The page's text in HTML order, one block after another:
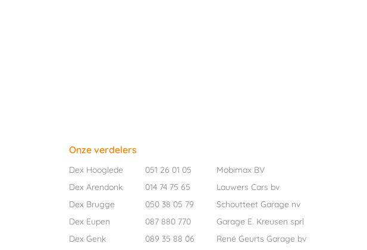
Onze verdelers
Dex Hooglede 051 26 01 05
Mobimax BV
Dex Arendonk
014 74 75 65
Lauwers Cars bv
Dex Brugge
050 38 05 79
Schoutteet Garage nv
Dex Eupen
087 880 770
Garage E. Kreusen sprl
Dex Genk
089 35 88 06
René Geurts Garage bv